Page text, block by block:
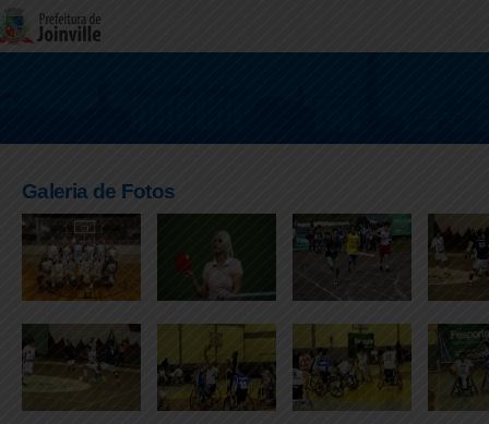
Galeria de Fotos